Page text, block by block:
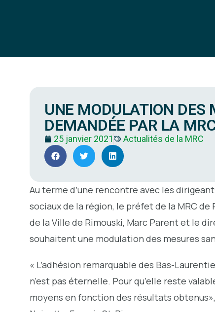
UNE MODULATION DES
DEMANDÉE PAR LA
25 janvier 2021 Actualités de la MRC
Au terme d’une rencontre avec les
sociaux de la région, le préfet de la MRC
de la Ville de Rimouski, Marc Parent et le
souhaitent une modulation des mesures
« L’adhésion remarquable des Bas-
n’est pas éternelle. Pour qu’elle reste
moyens en fonction des résultats